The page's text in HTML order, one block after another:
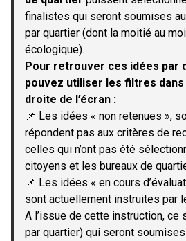
finalistes qui seront soumises
par quartier (dont la moitié au
écologique).
Pour retrouver ces idées par
pouvez utiliser les filtres dans
droite de l’écran :
📌 Les idées « non retenues »,
répondent pas aux critères de
celles qui n’ont pas été
citoyens et les bureaux de
📌 Les idées « en cours
sont actuellement instruites par
A l’issue de cette instruction, ce
par quartier) qui seront